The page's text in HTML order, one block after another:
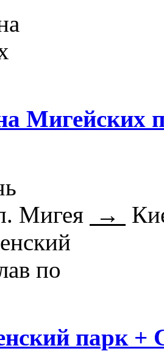
Мигейских
Мигея →
парк +